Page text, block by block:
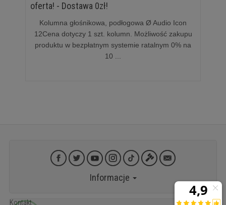
oferta! - Dostawa 0zł!
Kolumna głośnikowa, podłogowa Ø Audio Icon
12Cena dotyczy 1 szt. kolumn. Możliwość zakupu
produktu w bezpłatnym systemie ratalnym 0% na
10 ...
Informacje
Kontakt